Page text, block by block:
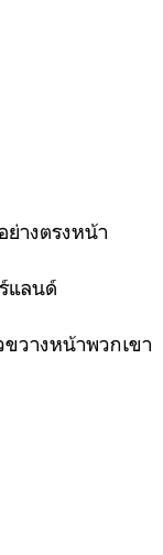
างตรงหน้า
แลนด์
วางหน้าพวกเขา